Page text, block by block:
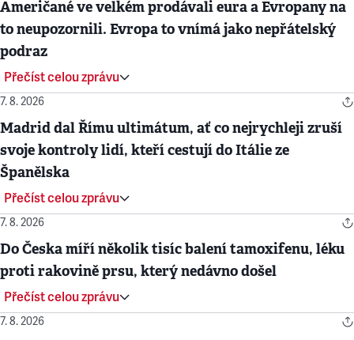
Američané ve velkém prodávali eura a Evropany na
to neupozornili. Evropa to vnímá jako nepřátelský
podraz
Přečíst celou zprávu
7. 8. 2026
Madrid dal Římu ultimátum, ať co nejrychleji zruší
svoje kontroly lidí, kteří cestují do Itálie ze
Španělska
Přečíst celou zprávu
7. 8. 2026
Do Česka míří několik tisíc balení tamoxifenu, léku
proti rakovině prsu, který nedávno došel
Přečíst celou zprávu
7. 8. 2026